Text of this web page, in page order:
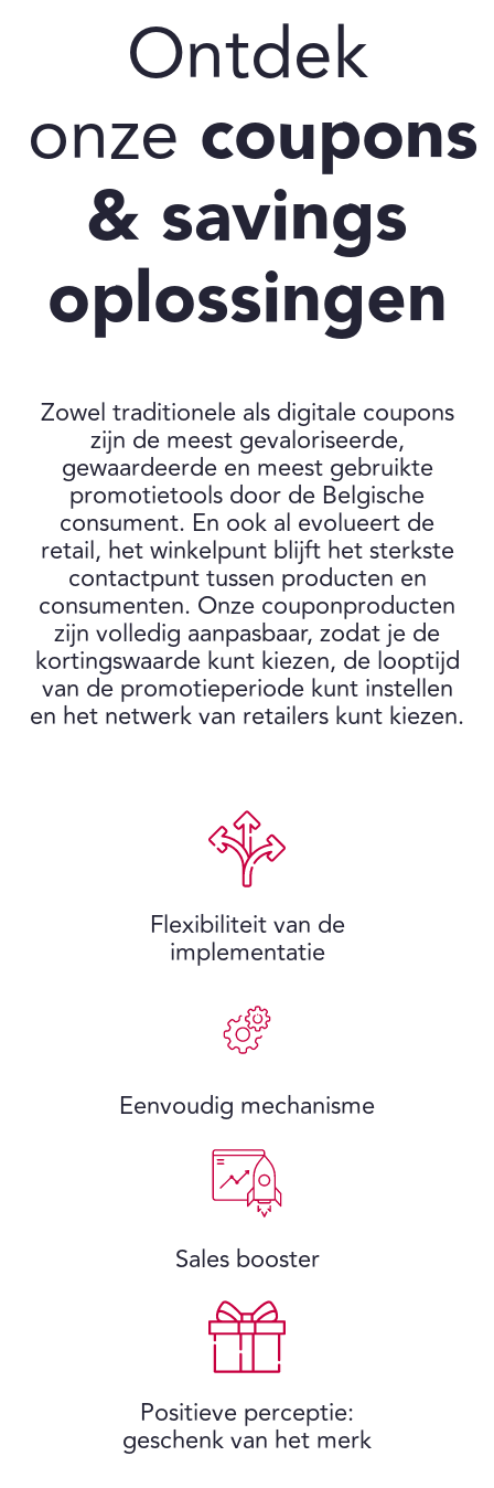
Ontdek
onze coupons
& savings
oplossingen
Zowel traditionele als digitale coupons
zijn de meest gevaloriseerde,
gewaardeerde en meest gebruikte
promotietools door de Belgische
consument. En ook al evolueert de
retail, het winkelpunt blijft het sterkste
contactpunt tussen producten en
consumenten. Onze couponproducten
zijn volledig aanpasbaar, zodat je de
kortingswaarde kunt kiezen, de looptijd
van de promotieperiode kunt instellen
en het netwerk van retailers kunt kiezen.
Flexibiliteit van de
implementatie
Eenvoudig mechanisme
Sales booster
Positieve perceptie:
geschenk van het merk